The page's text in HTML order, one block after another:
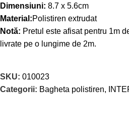
Dimensiuni: 8.7 x 5.6cm
Material:Polistiren extrudat
Notă: Pretul este afisat pentru 1m
livrate pe o lungime de 2m.
SKU: 010023
Categorii: Bagheta polistiren,